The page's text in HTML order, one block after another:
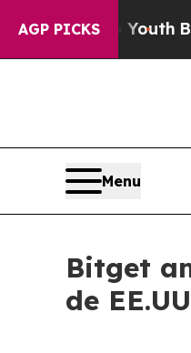
AGP PICKS
to YouthBrazil
Menu
Bitget
de